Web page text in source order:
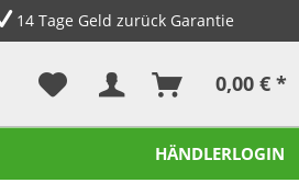
14 Tage Geld zurück Garantie
0,00 € *
HÄNDLERLOGIN